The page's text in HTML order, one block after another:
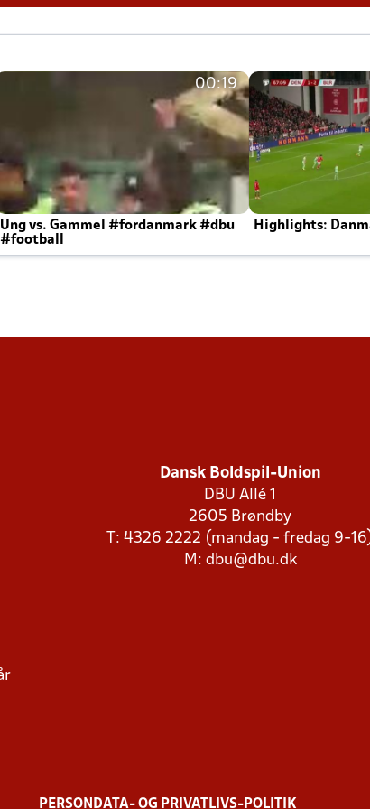
00:19
Ung vs. Gammel #fordanmark #dbu
#football
Highlights:
Dansk Boldspil-Union
DBU Allé 1
2605 Brøndby
T: 4326 2222 (mandag - fredag 9-
M: dbu@dbu.dk
PERSONDATA- OG PRIVATLIVS-POLITIK